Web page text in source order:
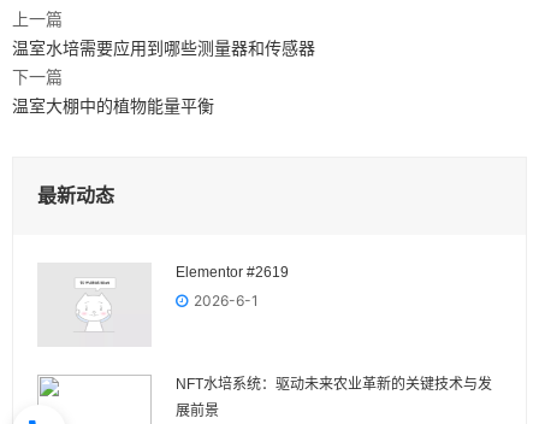
上一篇
温室水培需要应用到哪些测量器和传感器
下一篇
温室大棚中的植物能量平衡
最新动态
Elementor #2619
2026-6-1
NFT水培系统：驱动未来农业革新的关键技术与发
展前景